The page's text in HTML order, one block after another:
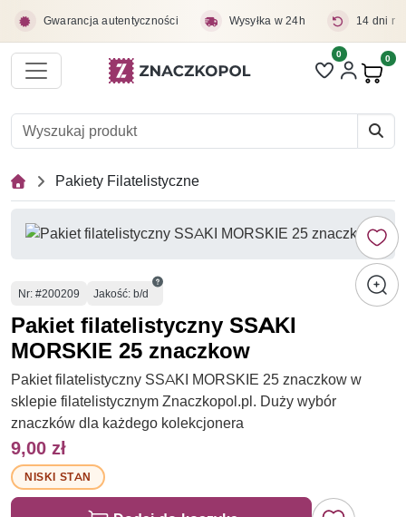
Gwarancja autentyczności Wysyłka w 24h 14 dni
Liczba pozycji
0 0
Pakiety Filatelistyczne
Numer
Nr: #200209 Jakość: b/d
Pakiet filatelistyczny SSAKI
MORSKIE 25 znaczkow
Pakiet filatelistyczny SSAKI MORSKIE 25 znaczkow w
sklepie filatelistycznym Znaczkopol.pl. Duży wybór
znaczków dla każdego kolekcjonera
9,00 zł
NISKI STAN